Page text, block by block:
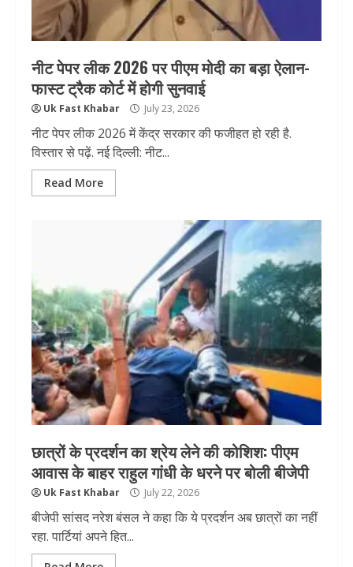
नीट पेपर लीक 2026 पर पीएम मोदी का बड़ा ऐलान-
फास्ट ट्रैक कोर्ट में होगी सुनवाई
Uk Fast Khabar July 23, 2026
नीट पेपर लीक 2026 में केंद्र सरकार की फजीहत हो रही है.
विस्तार से पढ़ें. नई दिल्ली: नीट...
Read More
छात्रों के प्रदर्शन का श्रेय लेने की कोशिश: पीएम
आवास के बाहर राहुल गांधी के धरने पर बोली बीजेपी
Uk Fast Khabar July 22, 2026
बीजेपी सांसद नरेश बंसल ने कहा कि ये प्रदर्शन अब छात्रों का नहीं
रहा. पार्टियां अपने हित...